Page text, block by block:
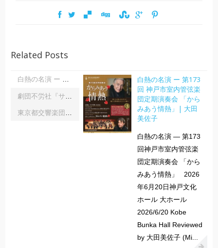
Related Posts
白熱の名演 ー 第173回 神戸市室内管弦楽団定期演奏会 「からみあう情熱」| 大田美佐子
白熱の名演 ー 第173
回 神戸市室内管弦楽
団定期演奏会 「から
みあう情熱」| 大田
美佐子
白熱の名演 ― 第173
回神戸市室内管弦楽
団定期演奏会 「から
みあう情熱」 2026
年6月20日神戸文化
ホール 大ホール
2026/6/20 Kobe
Bunka Hall Reviewed
by 大田美佐子 (Mi...